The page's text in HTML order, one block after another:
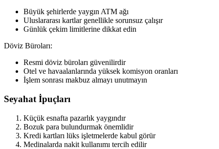
Büyük şehirlerde yaygın ATM ağı
Uluslararası kartlar genellikle sorunsuz çalışır
Günlük çekim limitlerine dikkat edin
Döviz Büroları:
Resmi döviz büroları güvenilirdir
Otel ve havaalanlarında yüksek komisyon oranları
İşlem sonrası makbuz almayı unutmayın
Seyahat İpuçları
Küçük esnafta pazarlık yaygındır
Bozuk para bulundurmak önemlidir
Kredi kartları lüks işletmelerde kabul görür
Medinalarda nakit kullanımı tercih edilir